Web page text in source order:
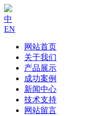
中
EN
网站首页
关于我们
产品展示
成功案例
新闻中心
技术支持
网站留言